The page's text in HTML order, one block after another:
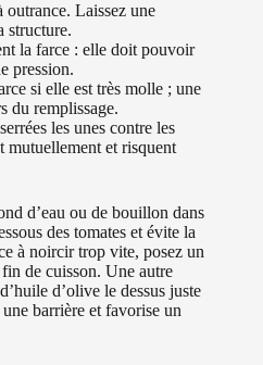
outrance. Laissez une
structure.
la farce : elle doit pouvoir
pression.
si elle est très molle ; une
du remplissage.
les unes contre les
mutuellement et risquent
d’eau ou de bouillon dans
des tomates et évite la
à noircir trop vite, posez un
de cuisson. Une autre
d’olive le dessus juste
barrière et favorise un